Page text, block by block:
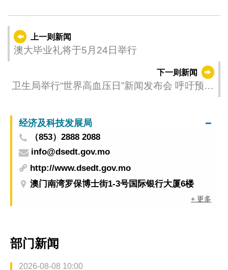
上一则新闻
澳大毕业礼将于5月24日举行
下一则新闻
卫生局举行“世界高血压日”新闻发布会 呼吁预防
经济及科技发展局
（853）2888 2088
info@dsedt.gov.mo
http://www.dsedt.gov.mo
澳门南湾罗保博士街1-3号国际银行大厦6楼
+ 更多
部门新闻
2026-08-08 10:00